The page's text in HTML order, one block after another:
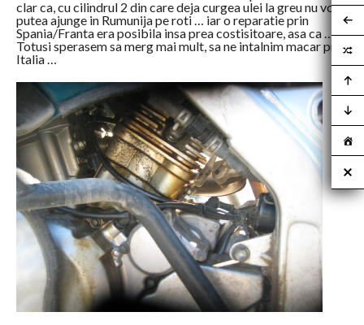
clar ca, cu cilindrul 2 din care deja curgea ulei la greu nu voi
putea ajunge in Rumunija pe roti … iar o reparatie prin
Spania/Franta era posibila insa prea costisitoare, asa ca …
Totusi sperasem sa merg mai mult, sa ne intalnim macar prin
Italia …